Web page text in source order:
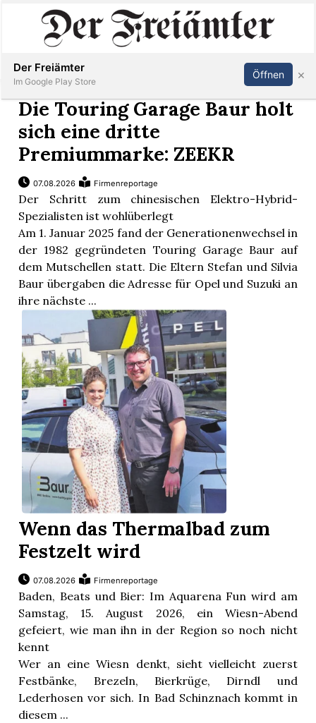
Immobilien
Veranstaltungen
Stellen
E-
Paper
Newsletter
App
Inserieren Abonnieren Anmelden
Die Touring Garage Baur holt
sich eine dritte
Premiummarke: ZEEKR
07.08.2026 Firmenreportage
Der Schritt zum chinesischen Elektro-Hybrid-
Spezialisten ist wohlüberlegt
Am 1. Januar 2025 fand der Generationenwechsel in
der 1982 gegründeten Touring Garage Baur auf
dem Mutschellen statt. Die Eltern Stefan und Silvia
Baur übergaben die Adresse für Opel und Suzuki an
ihre nächste ...
Wenn das Thermalbad zum
Festzelt wird
07.08.2026 Firmenreportage
Baden, Beats und Bier: Im Aquarena Fun wird am
Samstag, 15. August 2026, ein Wiesn-Abend
gefeiert, wie man ihn in der Region so noch nicht
kennt
Wer an eine Wiesn denkt, sieht vielleicht zuerst
Festbänke, Brezeln, Bierkrüge, Dirndl und
Lederhosen vor sich. In Bad Schinznach kommt in
diesem ...
Der Freiämter
Im Google Play Store
Öffnen ×